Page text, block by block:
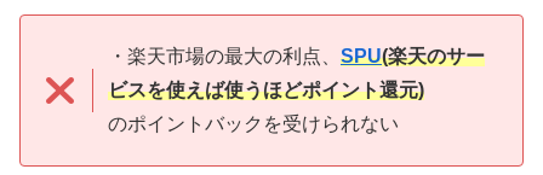
・楽天市場の最大の利点、 SPU(楽天のサー
ビスを使えば使うほどポイント還元)
のポイントバックを受けられない